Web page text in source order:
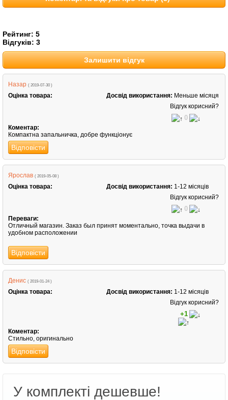
Рейтинг: 5
Відгуків: 3
Залишити відгук
Назар ( 2019-07-30 )
Оцінка товара: Досвід використання: Меньше місяця
Відгук корисний?
0
Коментар:
Компактна запальничка, добре функціонує
Відповісти
Ярослав ( 2019-05-08 )
Оцінка товара: Досвід використання: 1-12 місяців
Відгук корисний?
0
Переваги:
Отличный магазин. Заказ был принят моментально, точка выдачи в
удобном расположении
Відповісти
Денис ( 2019-01-24 )
Оцінка товара: Досвід використання: 1-12 місяців
Відгук корисний?
+1
Коментар:
Стильно, оригинально
Відповісти
У комплекті дешевше!